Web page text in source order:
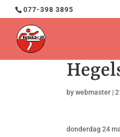
077-398 3895
bywebmaster |
donderdag 24